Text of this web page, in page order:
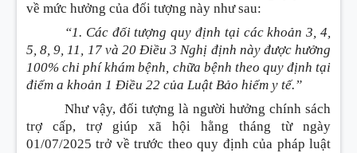
về mức hưởng của đối tượng này như sau:
“1. Các đối tượng quy định tại các khoản 3, 4,
5, 8, 9, 11, 17 và 20 Điều 3 Nghị định này được hưởng
100% chi phí khám bệnh, chữa bệnh theo quy định tại
điểm a khoản 1 Điều 22 của Luật Bảo hiểm y tế.”
Như vậy, đối tượng là người hưởng chính sách
trợ cấp, trợ giúp xã hội hằng tháng từ ngày
01/07/2025 trở về trước theo quy định của pháp luật